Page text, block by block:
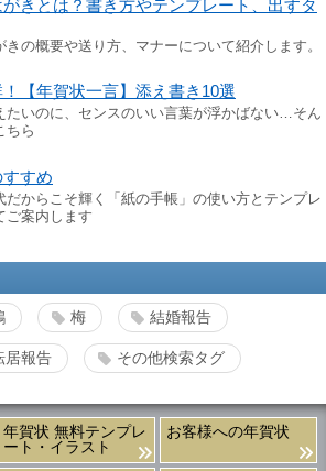
きとは？書き方やテンプレート、出すタ
きの概要や送り方、マナーについて紹介します。
【年賀状一言】添え書き10選
たいのに、センスのいい言葉が浮かばない…そん
ちら
すすめ
だからこそ輝く「紙の手帳」の使い方とテンプレ
ご案内します
梅 結婚報告
居報告 その他検索タグ
年賀状 無料テンプレ
ート・イラスト
お客様への年賀状